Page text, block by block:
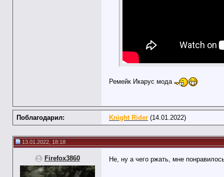
Ремейк Икарус мода
Поблагодарил: Knight Rider (14.01.2022)
13.01.2022, 18:18
Firefox3860 Не, ну а чего ржать, мне